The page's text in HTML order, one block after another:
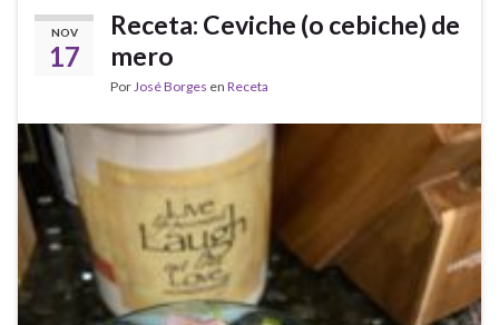
NOV
17
Receta: Ceviche (o cebiche) de
mero
PorJosé Borges en Receta